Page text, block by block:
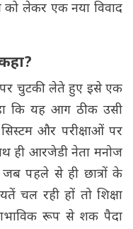
को लेकर एक नया विवाद
पर चुटकी लेते हुए इसे एक
कि यह आग ठीक उसी
और परीक्षाओं पर
ही आरजेडी नेता मनोज
पहले से ही छात्रों के
चल रही हों तो शिक्षा
रूप से शक पैदा